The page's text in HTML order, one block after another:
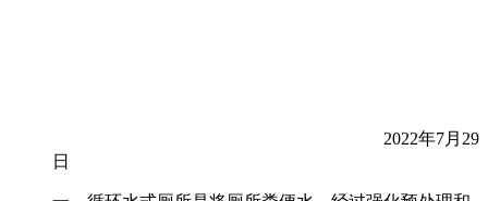
2022年7月29
日